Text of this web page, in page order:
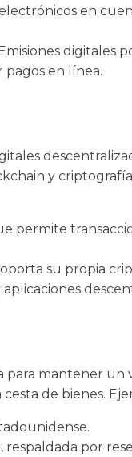
electrónicos en
digitales
pagos en línea.
y
permite
su propia
para mantener
de bienes.
por